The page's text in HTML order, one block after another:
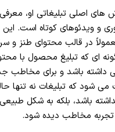
های اصلی تبلیغاتی او،
و ویدئوهای کوتاه است. این
در قالب محتوای طنز و
ای که تبلیغ محصول با
داشته باشد و برای مخاطب
شود که تبلیغات نه تنها
باشد، بلکه به شکل
مخاطب دیده شود.